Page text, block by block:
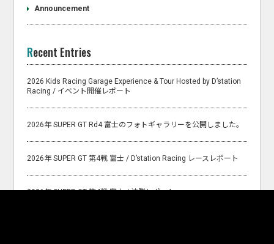
Announcement
Recent Entries
2026 Kids Racing Garage Experience & Tour Hosted by D’station
Racing / イベント開催レポート
2026年 SUPER GT Rd4 富士のフォトギャラリーを公開しました。
2026年 SUPER GT 第4戦 富士 / D’station Racing レースレポート
2026年 SUPER GT 第4戦 富士 / 決勝レポート